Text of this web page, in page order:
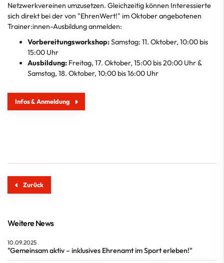
Netzwerkvereinen umzusetzen. Gleichzeitig können Interessierte
sich direkt bei der von "EhrenWert!" im Oktober angebotenen
Trainer:innen-Ausbildung anmelden:
Vorbereitungsworkshop:Samstag: 11. Oktober, 10:00 bis
15:00 Uhr
Ausbildung: Freitag, 17. Oktober, 15:00 bis 20:00 Uhr &
Samstag, 18. Oktober, 10:00 bis 16:00 Uhr
Infos & Anmeldung
Zurück
Weitere News
10.09.2025
"Gemeinsam aktiv – inklusives Ehrenamt im Sport erleben!"